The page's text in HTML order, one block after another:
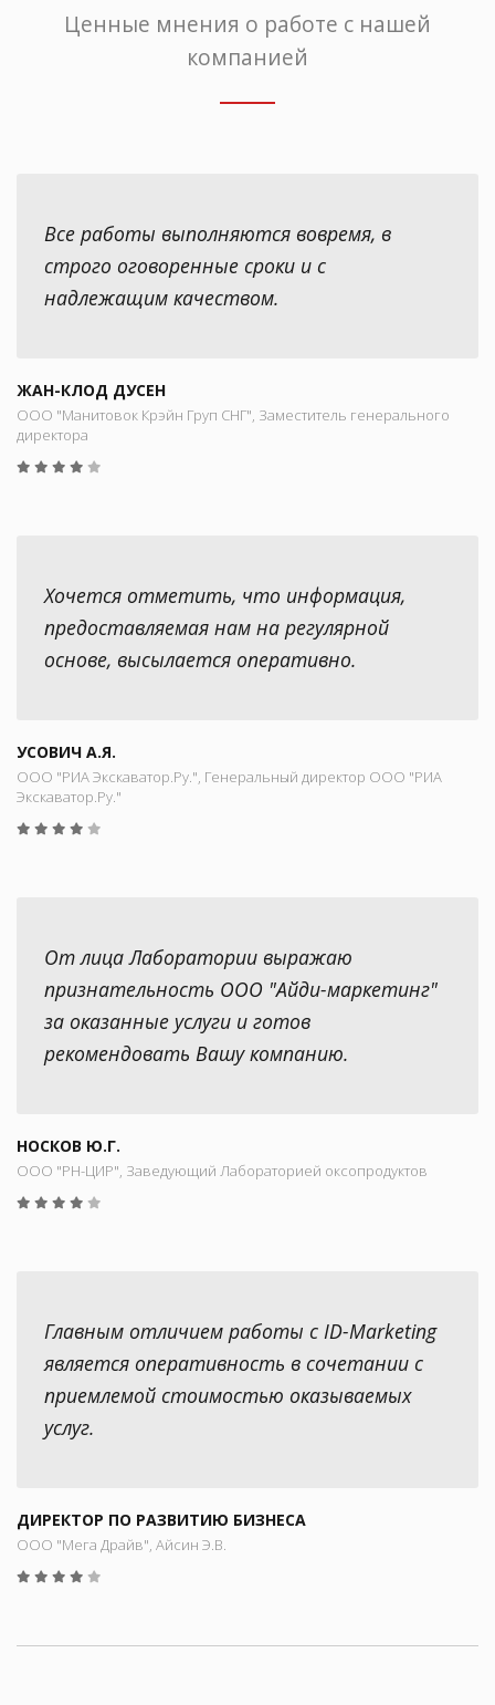
Ценные мнения о работе с нашей
компанией
Все работы выполняются вовремя, в
строго оговоренные сроки и с
надлежащим качеством.
ЖАН-КЛОД ДУСЕН
ООО "Манитовок Крэйн Груп СНГ", Заместитель генерального
директора
Хочется отметить, что информация,
предоставляемая нам на регулярной
основе, высылается оперативно.
УСОВИЧ А.Я.
ООО "РИА Экскаватор.Ру.", Генеральный директор ООО "РИА
Экскаватор.Ру."
От лица Лаборатории выражаю
признательность ООО "Айди-маркетинг"
за оказанные услуги и готов
рекомендовать Вашу компанию.
НОСКОВ Ю.Г.
ООО "РН-ЦИР", Заведующий Лабораторией оксопродуктов
Главным отличием работы с ID-Marketing
является оперативность в сочетании с
приемлемой стоимостью оказываемых
услуг.
ДИРЕКТОР ПО РАЗВИТИЮ БИЗНЕСА
ООО "Мега Драйв", Айсин Э.В.